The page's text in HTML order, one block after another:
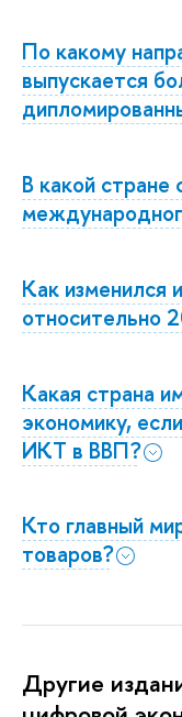
По какому
выпускается
В какой
Как изменился
относительно
Какая страна
экономику,
ИКТ в ВВП?
Кто главный
товаров?
Другие